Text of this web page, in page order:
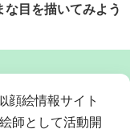
な目を描いてみよう
顔絵情報サイト
師として活動開